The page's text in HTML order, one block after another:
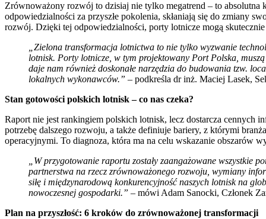
Zrównoważony rozwój to dzisiaj nie tylko megatrend – to absolutna
odpowiedzialności za przyszłe pokolenia, skłaniają się do zmiany
rozwój. Dzięki tej odpowiedzialności, porty lotnicze mogą
„Zielona transformacja lotnictwa to nie tylko wyzwanie
lotnisk. Porty lotnicze, w tym projektowany Port Polska,
daje nam również doskonałe narzędzia do budowania tzw.
lokalnych wykonawców.” – podkreśla dr inż. Maciej Lasek,
Stan gotowości polskich lotnisk – co nas czeka?
Raport nie jest rankingiem polskich lotnisk, lecz dostarcza cennych
potrzebę dalszego rozwoju, a także definiuje bariery, z którymi
operacyjnymi. To diagnoza, która ma na celu wskazanie obszarów
„W przygotowanie raportu zostały zaangażowane wszystkie
partnerstwa na rzecz zrównoważonego rozwoju, wymiany
siłę i międzynarodową konkurencyjność naszych lotnisk na
nowoczesnej gospodarki.” – mówi Adam Sanocki, Członek
Plan na przyszłość: 6 kroków do zrównoważonej transformacji